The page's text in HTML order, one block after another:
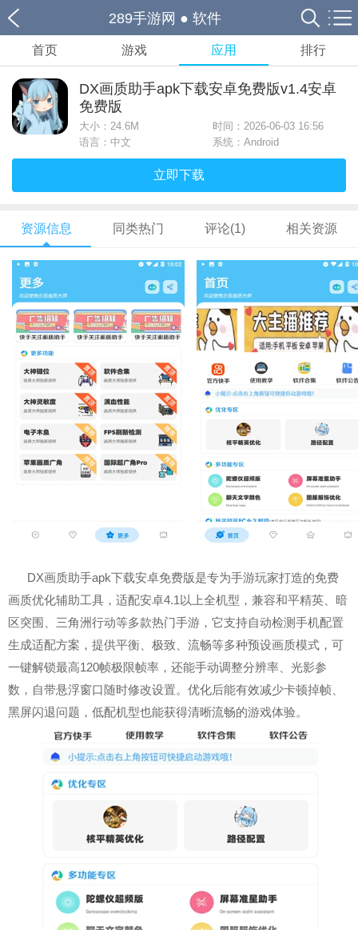
289手游网 ● 软件
首页 游戏 应用 排行
DX画质助手apk下载安卓免费版v1.4安卓
免费版
大小： 24.6M
时间：2026-06-03 16:56
语言：中文
系统：Android
立即下载
资源信息 同类热门 评论(1) 相关资源
DX画质助手apk下载安卓免费版是专为手游玩家打造的免费
画质优化辅助工具，适配安卓4.1以上全机型，兼容和平精英、暗
区突围、三角洲行动等多款热门手游，它支持自动检测手机配置
生成适配方案，提供平衡、极致、流畅等多种预设画质模式，可
一键解锁最高120帧极限帧率，还能手动调整分辨率、光影参
数，自带悬浮窗口随时修改设置。优化后能有效减少卡顿掉帧、
黑屏闪退问题，低配机型也能获得清晰流畅的游戏体验。